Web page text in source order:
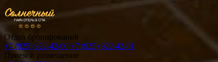
Отдел бронирования
+7 (925) 922-42-00 +7 (925) 922-42-01
Прием и размещение